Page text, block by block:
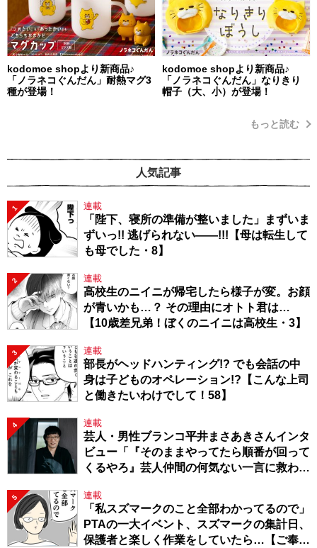
kodomoe shopより新商品♪
「ノラネコぐんだん」耐熱マグ3
種が登場！
kodomoe shopより新商品♪
「ノラネコぐんだん」なりきり
帽子（大、小）が登場！
もっと読む
人気記事
1 連載
「陛下、寝所の準備が整いました」まずいま
ずいっ!! 逃げられない――!!!【母は転生して
も母でした・8】
2 連載
高校生のニイニが帰宅したら様子が変。お顔
が青いかも…？ その理由にオトト君は…
【10歳差兄弟！ぼくのニイニは高校生・3】
3 連載
部長がヘッドハンティング!? でも会話の中
身は子どものオペレーション!?【こんな上司
と働きたいわけでして！58】
4 連載
芸人・男性ブランコ平井まさあきさんインタ
ビュー「『そのままやってたら順番が回って
くるやろ』芸人仲間の何気ない一言に救われ
5 連載
「私スズマークのこと全部わかってるので」
PTAの一大イベント、スズマークの集計日、
保護者と楽しく作業をしていたら…【ご奉仕